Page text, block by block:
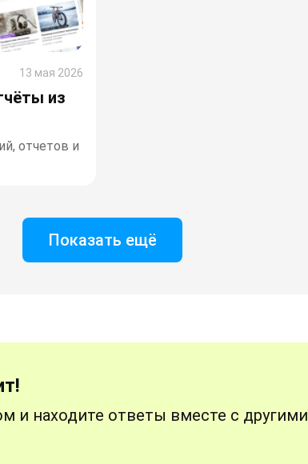
13 мая 2026
из
отчетов и
Показать ещё
и находите ответы вместе с другими